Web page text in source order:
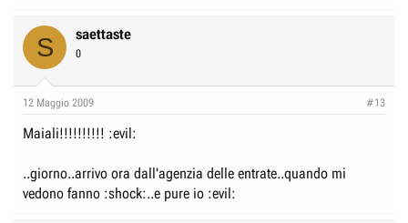
benvenuto!!
Se se....
S saettaste
0
12 Maggio 2009 #13
Maiali!!!!!!!!!! :evil:
..giorno..arrivo ora dall'agenzia delle entrate..quando mi
vedono fanno :shock:..e pure io :evil: